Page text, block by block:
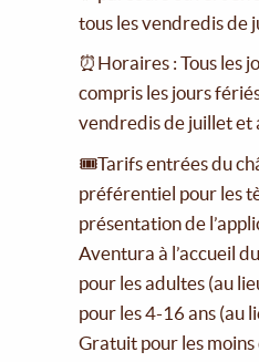
tous les vendredis de
⏰Horaires : Tous les
compris les jours
vendredis de juillet et
🎟Tarifs entrées du
préférentiel pour les
présentation de
Aventura à l’accueil
pour les adultes (au
pour les 4-16 ans (au
Gratuit pour les moins